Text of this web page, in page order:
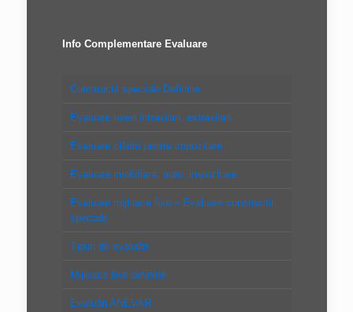
Info Complementare Evaluare
Constructii speciale Definitie
Evaluare teren intravilan, extravilan
Evaluare clădiri pentru impozitare
Evaluare imobiliara, auto, impozitare
Evaluare mijloace fixe – Evaluare constructii
speciale
Tipuri de evaluări
Mijloace fixe definitie
Evaluări ANEVAR